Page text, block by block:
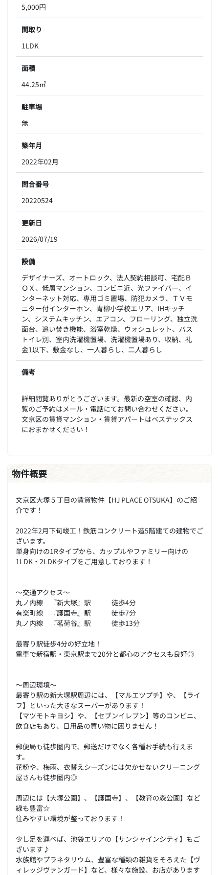
5,000円
間取り
1LDK
面積
44.25㎡
駐車場
無
築年月
2022年02月
問合番号
20220524
更新日
2026/07/19
設備
デザイナーズ、オートロック、法人契約相談可、宅配Ｂ
ＯＸ、低層マンション、コンビニ近、光ファイバー、イ
ンターネット対応、専用ゴミ置場、防犯カメラ、ＴＶモ
ニター付インターホン、青柳小学校エリア、IHキッチ
ン、システムキッチン、エアコン、フローリング、独立洗
面台、追い焚き機能、浴室乾燥、ウォシュレット、バス
トイレ別、室内洗濯機置場、洗濯機置場あり、収納、礼
金1以下、敷金なし、一人暮らし、二人暮らし
備考
詳細閲覧ありがとうございます。最新の空室の確認、内
覧のご予約はメール・電話にてお問い合わせください。
文京区の賃貸マンション・賃貸アパートはベステックス
におまかせください！
物件概要
文京区大塚５丁目の賃貸物件【HJ PLACE OTSUKA】のご紹
介です！
2022年2月下旬竣工！鉄筋コンクリート造5階建ての建物でご
ざいます。
単身向けの1Rタイプから、カップルやファミリー向けの
1LDK・2LDKタイプをご用意しております！
～交通アクセス～
丸ノ内線 『新大塚』駅 徒歩4分
有楽町線 『護国寺』駅 徒歩7分
丸ノ内線 『茗荷谷』駅 徒歩13分
最寄り駅徒歩4分の好立地！
電車で新宿駅・東京駅まで20分と都心のアクセスも良好◎
～周辺環境～
最寄り駅の新大塚駅周辺には、【マルエツプチ】や、【ライ
フ】といった大きなスーパーがあります！
【マツモトキヨシ】や、【セブンイレブン】等のコンビニ、
飲食店もあり、日用品の買い物に困りません！
郵便局も徒歩圏内で、郵送だけでなく各種お手続も行えま
す。
花粉や、梅雨、衣替えシーズンには欠かせないクリーニング
屋さんも徒歩圏内◎
周辺には【大塚公園】、【護国寺】、【教育の森公園】など
緑も豊富☆
住みやすい環境が整っております！
少し足を運べば、池袋エリアの【サンシャインシティ】もご
ざいます♪
水族館やプラネタリウム、豊富な種類の雑貨をそろえた【ヴ
ィレッジヴァンガード】など、様々な施設、お店があります